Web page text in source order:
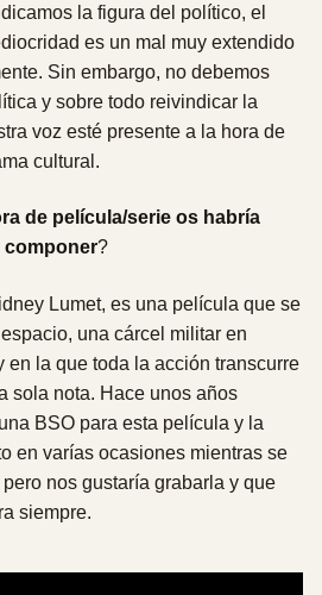
la figura del político, el
es un mal muy extendido
Sin embargo, no debemos
y sobre todo reivindicar la
voz esté presente a la hora de
cultural.
de película/serie os habría
componer?
Lumet, es una película que se
una cárcel militar en
en la que toda la acción transcurre
sola nota. Hace unos años
BSO para esta película y la
en varías ocasiones mientras se
nos gustaría grabarla y que
siempre.